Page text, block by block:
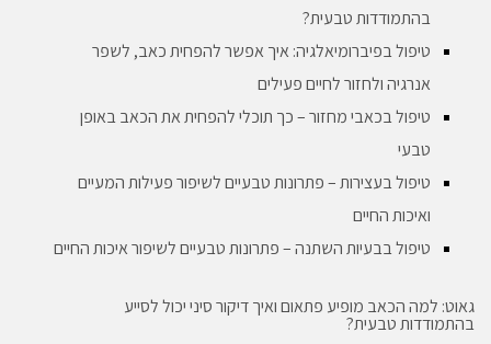
בהתמודדות טבעית?
טיפול בפיברומיאלגיה: איך אפשר להפחית כאב, לשפר
אנרגיה ולחזור לחיים פעילים
טיפול בכאבי מחזור – כך תוכלי להפחית את הכאב באופן
טבעי
טיפול בעצירות – פתרונות טבעיים לשיפור פעילות המעיים
ואיכות החיים
טיפול בבעיות השתנה – פתרונות טבעיים לשיפור איכות החיים
גאוט: למה הכאב מופיע פתאום ואיך דיקור סיני יכול לסייע
בהתמודדות טבעית?